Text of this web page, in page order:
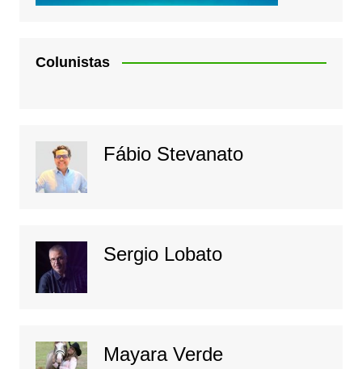
Colunistas
Fábio Stevanato
Sergio Lobato
Mayara Verde